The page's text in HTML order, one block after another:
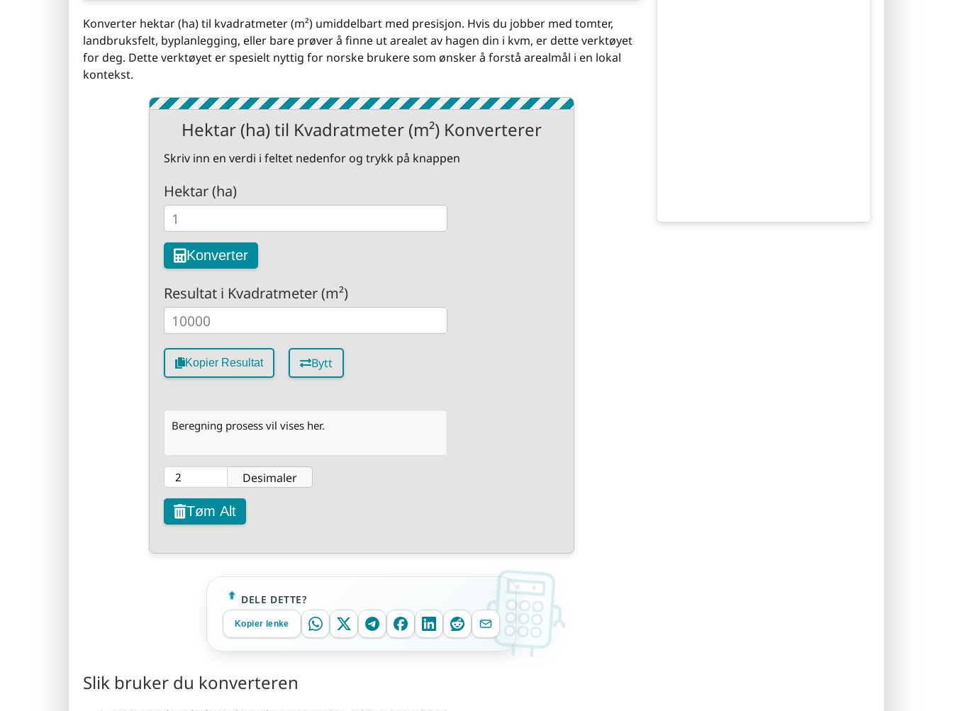
Konverter hektar (ha) til kvadratmeter (m²) umiddelbart med presisjon. Hvis du jobber med tomter,
landbruksfelt, byplanlegging, eller bare prøver å finne ut arealet av hagen din i kvm, er dette verktøyet
for deg. Dette verktøyet er spesielt nyttig for norske brukere som ønsker å forstå arealmål i en lokal
kontekst.
Hektar (ha) til Kvadratmeter (m²) Konverterer
Skriv inn en verdi i feltet nedenfor og trykk på knappen
Hektar (ha)
Konverter
Resultat i Kvadratmeter (m²)
Kopier Resultat Bytt
Beregning prosess vil vises her.
Desimaler
Tøm Alt
DELE DETTE?
Kopier lenke
Slik bruker du konverteren